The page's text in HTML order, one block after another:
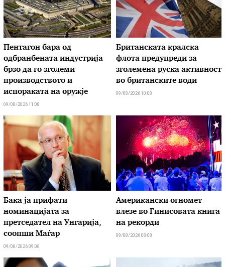
Пентагон бара од
одбранбената индустрија
брзо да го зголеми
производството и
испораката на оружје
09/08/2026 11:08
Британската кралска
флота предупреди за
зголемена руска активност
во британските води
09/08/2026 10:08
Бака ја прифати
номинацијата за
претседател на Унгарија,
соопши Маѓар
09/08/2026 09:08
Американски огномет
влезе во Гинисовата книга
на рекорди
09/08/2026 08:08